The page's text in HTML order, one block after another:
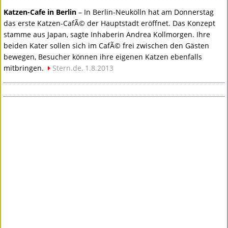
Katzen-Cafe in Berlin – In Berlin-Neukölln hat am Donnerstag
das erste Katzen-CafÃ© der Hauptstadt eröffnet. Das Konzept
stamme aus Japan, sagte Inhaberin Andrea Kollmorgen. Ihre
beiden Kater sollen sich im CafÃ© frei zwischen den Gästen
bewegen, Besucher können ihre eigenen Katzen ebenfalls
mitbringen.
Stern.de, 1.8.2013